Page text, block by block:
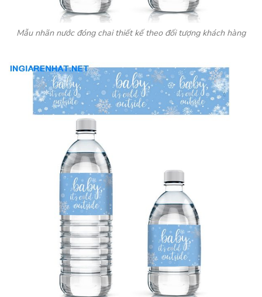
Mẫu nhãn nước đóng chai thiết kế theo đối tượng khách hàng